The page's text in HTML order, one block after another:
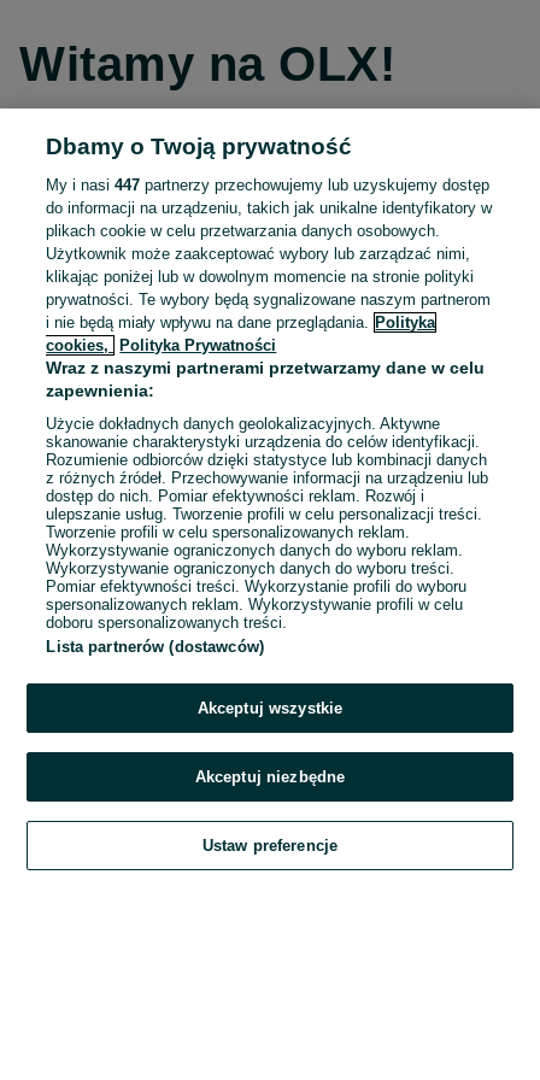
Witamy na OLX!
Kontynuuj przez Facebooka
Kontynuuj przez konto Apple
Kontynuuj przez konto Google
LUB
E-mail
Hasło
Zaloguj się
Kontynuując za pośrednictwem jednego z dostawców wskazanych powyżej,
OLX.pl w jego aktualnym brzmieniu.
Dbamy o Twoją prywatność
My i nasi447 partnerzy przechowujemy lub uzyskujemy dostęp
do informacji na urządzeniu, takich jak unikalne identyfikatory w
plikach cookie w celu przetwarzania danych osobowych.
Użytkownik może zaakceptować wybory lub zarządzać nimi,
klikając poniżej lub w dowolnym momencie na stronie polityki
prywatności. Te wybory będą sygnalizowane naszym partnerom
i nie będą miały wpływu na dane przeglądania.
Polityka
cookies,
Polityka Prywatności
Wraz z naszymi partnerami przetwarzamy dane w celu
zapewnienia:
Użycie dokładnych danych geolokalizacyjnych. Aktywne
skanowanie charakterystyki urządzenia do celów identyfikacji.
Rozumienie odbiorców dzięki statystyce lub kombinacji danych
z różnych źródeł. Przechowywanie informacji na urządzeniu lub
dostęp do nich. Pomiar efektywności reklam. Rozwój i
ulepszanie usług. Tworzenie profili w celu personalizacji treści.
Tworzenie profili w celu spersonalizowanych reklam.
Wykorzystywanie ograniczonych danych do wyboru reklam.
Wykorzystywanie ograniczonych danych do wyboru treści.
Pomiar efektywności treści. Wykorzystanie profili do wyboru
spersonalizowanych reklam. Wykorzystywanie profili w celu
doboru spersonalizowanych treści.
Lista partnerów (dostawców)
Akceptuj wszystkie
Akceptuj niezbędne
Ustaw preferencje